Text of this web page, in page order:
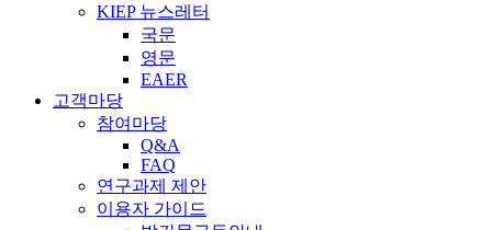
KIEP 뉴스레터
국문
영문
EAER
고객마당
참여마당
Q&A
FAQ
연구과제 제안
이용자 가이드